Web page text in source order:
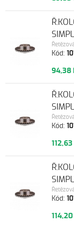
Kód:
94,38
Kód:
Kód: